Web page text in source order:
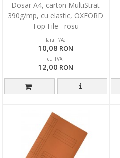
Dosar A4, carton MultiStrat
390g/mp, cu elastic, OXFORD
Top File - rosu
fara TVA:
10,08 RON
cu TVA:
12,00 RON